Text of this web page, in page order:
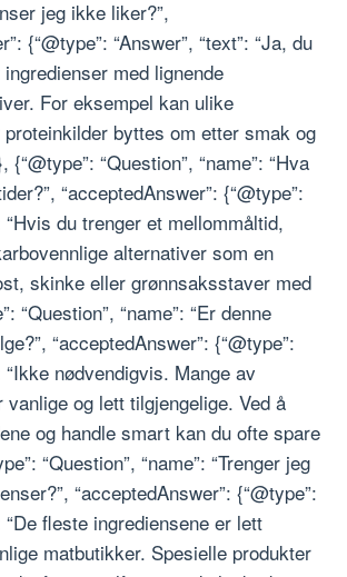
jeg ikke liker?”,
{“@type”: “Answer”, “text”: “Ja, du
med lignende
For eksempel kan ulike
byttes om etter smak og
{“@type”: “Question”, “name”: “Hva
“acceptedAnswer”: {“@type”:
“Hvis du trenger et mellommåltid,
alternativer som en
skinke eller grønnsaksstaver med
“Question”, “name”: “Er denne
“acceptedAnswer”: {“@type”:
“Ikke nødvendigvis. Mange av
vanlige og lett tilgjengelige. Ved å
og handle smart kan du ofte spare
“Question”, “name”: “Trenger jeg
“acceptedAnswer”: {“@type”:
“De fleste ingrediensene er lett
matbutikker. Spesielle produkter